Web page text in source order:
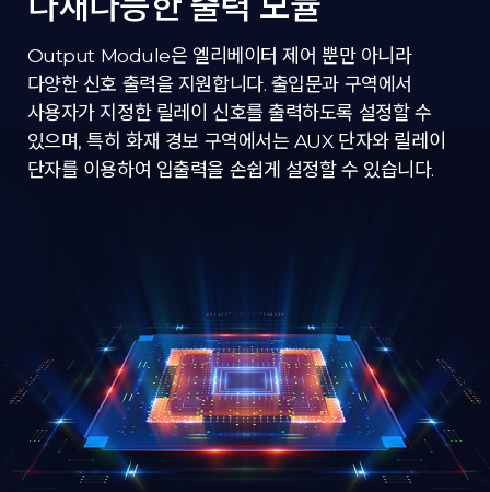
Output Module은 엘리베이터 제어 뿐만 아니라
다양한 신호 출력을 지원합니다. 출입문과 구역에서
사용자가 지정한 릴레이 신호를 출력하도록 설정할 수
있으며, 특히 화재 경보 구역에서는 AUX 단자와 릴레이
단자를 이용하여 입출력을 손쉽게 설정할 수 있습니다.